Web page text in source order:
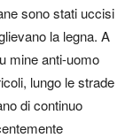
sono stati uccisi
la legna. A
mine anti-uomo
lungo le strade
di continuo